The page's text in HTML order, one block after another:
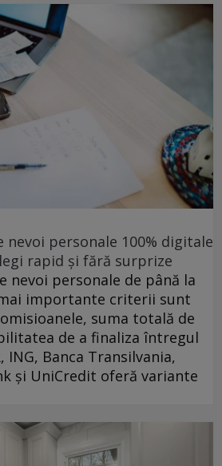
nevoi personale 100% digitale
rapid și fără surprize
nevoi personale de până la
importante criterii sunt
suma totală de
de a finaliza întregul
ING, Banca Transilvania,
și UniCredit oferă variante